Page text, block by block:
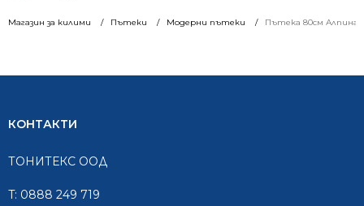
Магазин за килими Пътеки Модерни пътеки Пътека 80см Алпина
КОНТАКТИ
ТОНИТЕКС ООД
T: 0888 249 719